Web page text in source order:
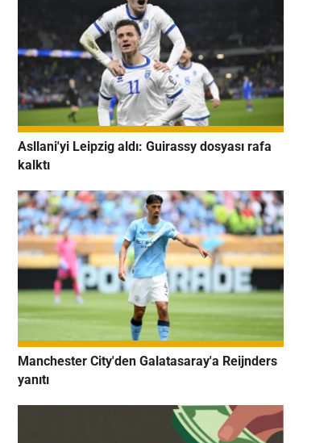
Asllani'yi Leipzig aldı: Guirassy dosyası rafa
kalktı
Manchester City'den Galatasaray'a Reijnders
yanıtı